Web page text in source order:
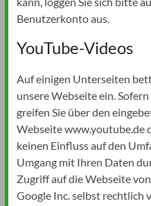
Benutzerkonto aus.
YouTube-Videos
Auf einigen Unterseiten
unsere Webseite ein. Sofern
greifen Sie über den
Webseite www.youtube.de
keinen Einfluss auf den
Umgang mit Ihren Daten
Zugriff auf die Webseite
Google Inc. selbst rechtlich